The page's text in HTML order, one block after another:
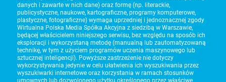
danych i zawarte w nich dane) oraz formę (np. literackie,
publicystyczne, naukowe, kartograficzne, programy komputerowe,
plastyczne, fotograficzne) wymaga uprzedniej i jednoznacznej zgody
Wirtualna Polska Media Spółka Akcyjna z siedzibą w Warszawie,
będącej właścicielem niniejszego serwisu, bez względu na sposób ich
eksploracji i wykorzystaną metodę (manualną lub zautomatyzowaną
technikę, w tym z użyciem programów uczenia maszynowego lub
sztucznej inteligencji). Powyższe zastrzeżenie nie dotyczy
wykorzystywania jedynie w celu ułatwienia ich wyszukiwania przez
wyszukiwarki internetowe oraz korzystania w ramach stosunków
umownych lub dozwolonego użytku określonego przez właściwe